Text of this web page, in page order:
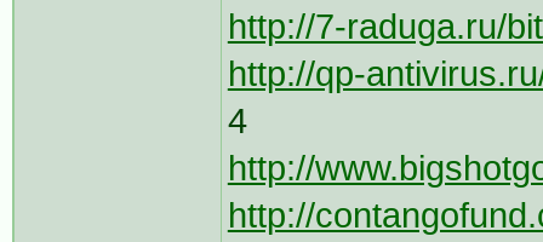
http://7-raduga.ru/
http://qp-
4
http://
http://